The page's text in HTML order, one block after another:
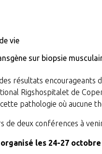
vie
sur biopsie
résultats encourageants
Rigshospitalet de
pathologie où aucune
de deux conférences à
les 24-27